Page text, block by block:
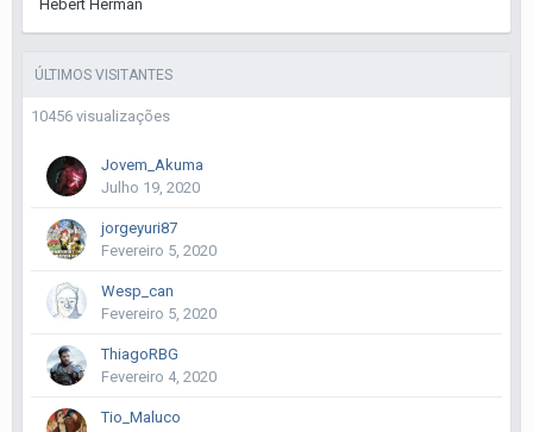
Hebert Herman
ÚLTIMOS VISITANTES
10456 visualizações
Jovem_Akuma
Julho 19, 2020
jorgeyuri87
Fevereiro 5, 2020
Wesp_can
Fevereiro 5, 2020
ThiagoRBG
Fevereiro 4, 2020
Tio_Maluco